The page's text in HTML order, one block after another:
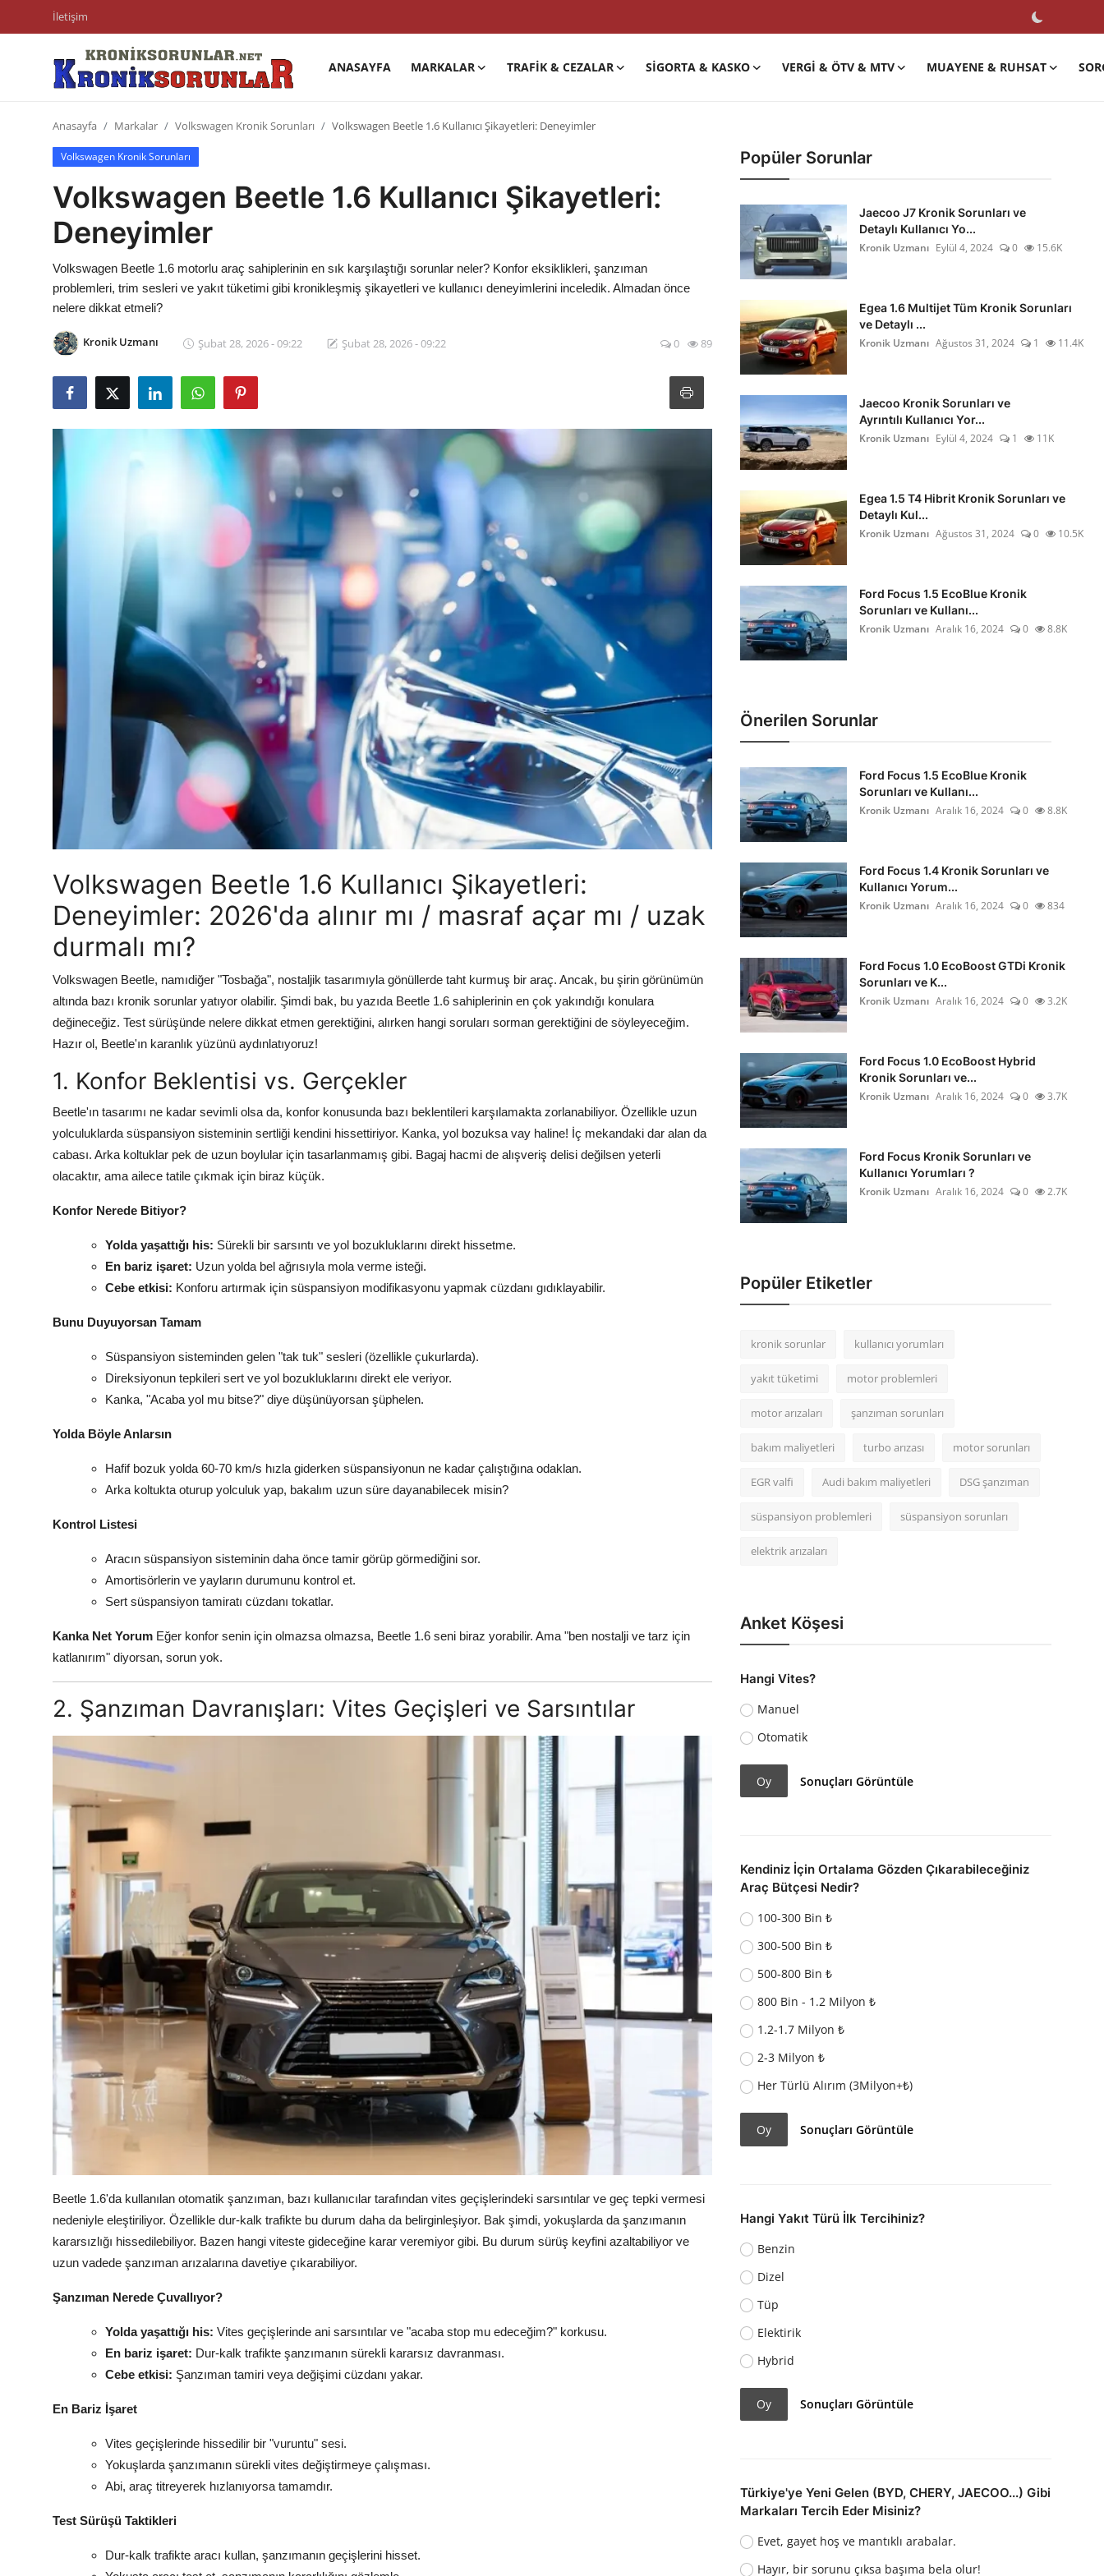
İletişim
ANASAYFA MARKALAR TRAFIK & CEZALAR SIGORTA & KASKO VERGI & ÖTV & MTV MUAYENE & RUHSAT
Trafik & Cezalar
Sigorta & Kasko
Vergi & ÖTV & MTV
Sorgulamalar
İkinci El & Alım-Satım
Bakım & Arıza Çözümleri
Elektrikli & Hibrit
Sürüş & Güvenlik
Aydınlatma & Görüş
Şanzıman & Aktarma
Dizel Sistemler
Anasayfa Markalar Volkswagen Kronik Sorunları Volkswagen Beetle 1.6 Kullanıcı Şikayetleri: Deneyimler
Volkswagen Kronik Sorunları
Volkswagen Beetle 1.6 Kullanıcı Şikayetleri:
Deneyimler
Volkswagen Beetle 1.6 motorlu araç sahiplerinin en sık karşılaştığı sorunlar neler? Konfor eksiklikleri, şanzıman
problemleri, trim sesleri ve yakıt tüketimi gibi kronikleşmiş şikayetleri ve kullanıcı deneyimlerini inceledik. Almadan önce
nelere dikkat etmeli?
Kronik Uzmanı Şubat 28, 2026 - 09:22 Şubat 28, 2026 - 09:22 0 89
Volkswagen Beetle 1.6 Kullanıcı Şikayetleri:
Deneyimler: 2026'da alınır mı / masraf açar mı / uzak
durmalı mı?
Volkswagen Beetle, namıdiğer "Tosbağa", nostaljik tasarımıyla gönüllerde taht kurmuş bir araç. Ancak, bu şirin görünümün
altında bazı kronik sorunlar yatıyor olabilir. Şimdi bak, bu yazıda Beetle 1.6 sahiplerinin en çok yakındığı konulara
değineceğiz. Test sürüşünde nelere dikkat etmen gerektiğini, alırken hangi soruları sorman gerektiğini de söyleyeceğim.
Hazır ol, Beetle'ın karanlık yüzünü aydınlatıyoruz!
1. Konfor Beklentisi vs. Gerçekler
Beetle'ın tasarımı ne kadar sevimli olsa da, konfor konusunda bazı beklentileri karşılamakta zorlanabiliyor. Özellikle uzun
yolculuklarda süspansiyon sisteminin sertliği kendini hissettiriyor. Kanka, yol bozuksa vay haline! İç mekandaki dar alan da
cabası. Arka koltuklar pek de uzun boylular için tasarlanmamış gibi. Bagaj hacmi de alışveriş delisi değilsen yeterli
olacaktır, ama ailece tatile çıkmak için biraz küçük.
Konfor Nerede Bitiyor?
Yolda yaşattığı his: Sürekli bir sarsıntı ve yol bozukluklarını direkt hissetme.
En bariz işaret: Uzun yolda bel ağrısıyla mola verme isteği.
Cebe etkisi: Konforu artırmak için süspansiyon modifikasyonu yapmak cüzdanı gıdıklayabilir.
Bunu Duyuyorsan Tamam
Süspansiyon sisteminden gelen "tak tuk" sesleri (özellikle çukurlarda).
Direksiyonun tepkileri sert ve yol bozukluklarını direkt ele veriyor.
Kanka, "Acaba yol mu bitse?" diye düşünüyorsan şüphelen.
Yolda Böyle Anlarsın
Hafif bozuk yolda 60-70 km/s hızla giderken süspansiyonun ne kadar çalıştığına odaklan.
Arka koltukta oturup yolculuk yap, bakalım uzun süre dayanabilecek misin?
Kontrol Listesi
Aracın süspansiyon sisteminin daha önce tamir görüp görmediğini sor.
Amortisörlerin ve yayların durumunu kontrol et.
Sert süspansiyon tamiratı cüzdanı tokatlar.
Kanka Net Yorum Eğer konfor senin için olmazsa olmazsa, Beetle 1.6 seni biraz yorabilir. Ama "ben nostalji ve tarz için
katlanırım" diyorsan, sorun yok.
2. Şanzıman Davranışları: Vites Geçişleri ve Sarsıntılar
Beetle 1.6'da kullanılan otomatik şanzıman, bazı kullanıcılar tarafından vites geçişlerindeki sarsıntılar ve geç tepki vermesi
nedeniyle eleştiriliyor. Özellikle dur-kalk trafikte bu durum daha da belirginleşiyor. Bak şimdi, yokuşlarda da şanzımanın
kararsızlığı hissedilebiliyor. Bazen hangi viteste gideceğine karar veremiyor gibi. Bu durum sürüş keyfini azaltabiliyor ve
uzun vadede şanzıman arızalarına davetiye çıkarabiliyor.
Şanzıman Nerede Çuvallıyor?
Yolda yaşattığı his: Vites geçişlerinde ani sarsıntılar ve "acaba stop mu edeceğim?" korkusu.
En bariz işaret: Dur-kalk trafikte şanzımanın sürekli kararsız davranması.
Cebe etkisi: Şanzıman tamiri veya değişimi cüzdanı yakar.
En Bariz İşaret
Vites geçişlerinde hissedilir bir "vuruntu" sesi.
Yokuşlarda şanzımanın sürekli vites değiştirmeye çalışması.
Abi, araç titreyerek hızlanıyorsa tamamdır.
Test Sürüşü Taktikleri
Dur-kalk trafikte aracı kullan, şanzımanın geçişlerini hisset.
Popüler Sorunlar
Jaecoo J7 Kronik Sorunları ve
Detaylı Kullanıcı Yo...
Kronik Uzmanı Eylül 4, 2024 0 15.6K
Egea 1.6 Multijet Tüm Kronik Sorunları
ve Detaylı ...
Kronik Uzmanı Ağustos 31, 2024 1 11.4K
Jaecoo Kronik Sorunları ve
Ayrıntılı Kullanıcı Yor...
Kronik Uzmanı Eylül 4, 2024 1 11K
Egea 1.5 T4 Hibrit Kronik Sorunları ve
Detaylı Kul...
Kronik Uzmanı Ağustos 31, 2024 0 10.5K
Ford Focus 1.5 EcoBlue Kronik
Sorunları ve Kullanı...
Kronik Uzmanı Aralık 16, 2024 0 8.8K
Önerilen Sorunlar
Ford Focus 1.5 EcoBlue Kronik
Sorunları ve Kullanı...
Kronik Uzmanı Aralık 16, 2024 0 8.8K
Ford Focus 1.4 Kronik Sorunları ve
Kullanıcı Yorum...
Kronik Uzmanı Aralık 16, 2024 0 834
Ford Focus 1.0 EcoBoost GTDi Kronik
Sorunları ve K...
Kronik Uzmanı Aralık 16, 2024 0 3.2K
Ford Focus 1.0 EcoBoost Hybrid
Kronik Sorunları ve...
Kronik Uzmanı Aralık 16, 2024 0 3.7K
Ford Focus Kronik Sorunları ve
Kullanıcı Yorumları ?
Kronik Uzmanı Aralık 16, 2024 0 2.7K
Popüler Etiketler
kronik sorunlar kullanıcı yorumları
yakıt tüketimi motor problemleri
motor arızaları şanzıman sorunları
bakım maliyetleri turbo arızası motor sorunları
EGR valfi Audi bakım maliyetleri DSG şanzıman
süspansiyon problemleri süspansiyon sorunları
elektrik arızaları
Anket Köşesi
Hangi Vites?
Manuel
Otomatik
Oy Sonuçları Görüntüle
Kendiniz İçin Ortalama Gözden Çıkarabileceğiniz
Araç Bütçesi Nedir?
100-300 Bin ₺
300-500 Bin ₺
500-800 Bin ₺
800 Bin - 1.2 Milyon ₺
1.2-1.7 Milyon ₺
2-3 Milyon ₺
Her Türlü Alırım (3Milyon+₺)
Oy Sonuçları Görüntüle
Hangi Yakıt Türü İlk Tercihiniz?
Benzin
Dizel
Tüp
Elektirik
Hybrid
Oy Sonuçları Görüntüle
Türkiye'ye Yeni Gelen (BYD, CHERY, JAECOO...) Gibi
Markaları Tercih Eder Misiniz?
Evet, gayet hoş ve mantıklı arabalar.
Hayır, bir sorunu çıksa başıma bela olur!